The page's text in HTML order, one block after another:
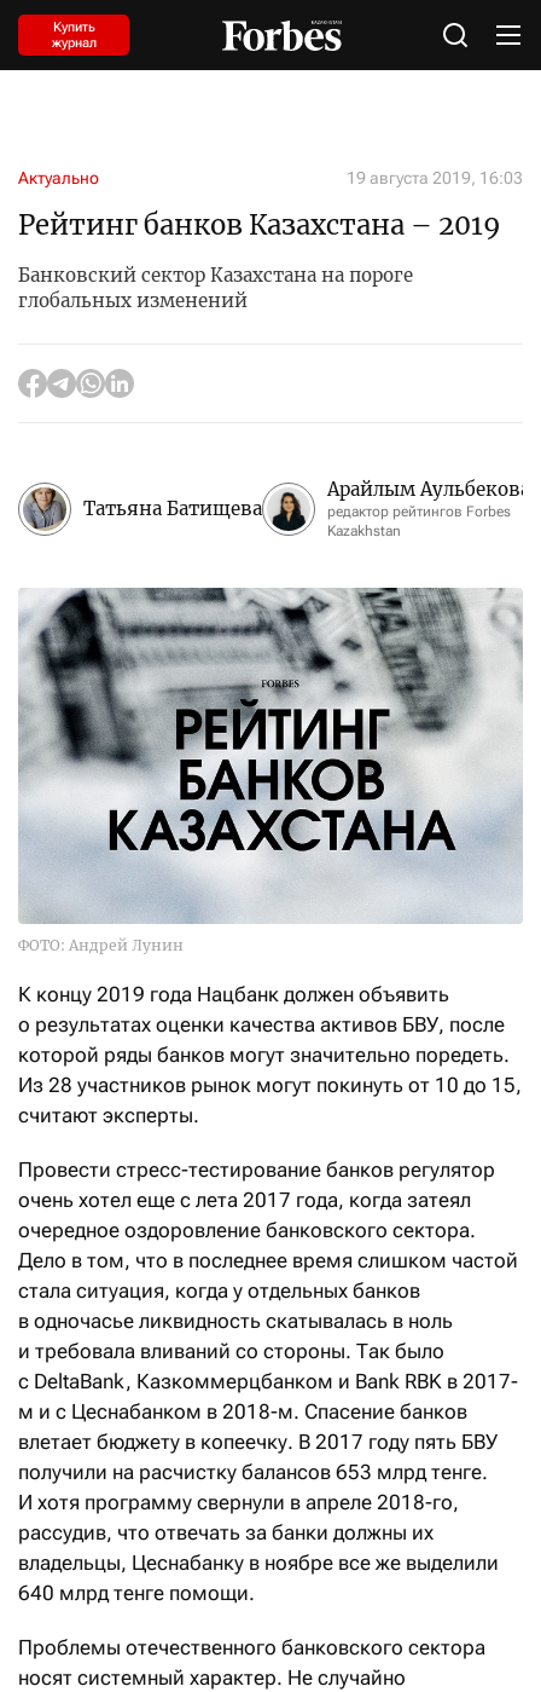
Купить
журнал
Актуально 19 августа 2019, 16:03
Рейтинг банков Казахстана – 2019
Банковский сектор Казахстана на пороге
глобальных изменений
Татьяна Батищева
Арайлым Аульбекова
редактор рейтингов Forbes
Kazakhstan
ФОТО: Андрей Лунин
К концу 2019 года Нацбанк должен объявить
о результатах оценки качества активов БВУ, после
которой ряды банков могут значительно поредеть.
Из 28 участников рынок могут покинуть от 10 до 15,
считают эксперты.
Провести стресс-тестирование банков регулятор
очень хотел еще с лета 2017 года, когда затеял
очередное оздоровление банковского сектора.
Дело в том, что в последнее время слишком частой
стала ситуация, когда у отдельных банков
в одночасье ликвидность скатывалась в ноль
и требовала вливаний со стороны. Так было
с DeltaBank, Казкоммерцбанком и Bank RBK в 2017-
м и с Цеснабанком в 2018-м. Спасение банков
влетает бюджету в копеечку. В 2017 году пять БВУ
получили на расчистку балансов 653 млрд тенге.
И хотя программу свернули в апреле 2018-го,
рассудив, что отвечать за банки должны их
владельцы, Цеснабанку в ноябре все же выделили
640 млрд тенге помощи.
Проблемы отечественного банковского сектора
носят системный характер. Не случайно